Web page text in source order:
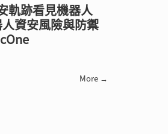
軌跡看見機器人
資安風險與防禦
More →